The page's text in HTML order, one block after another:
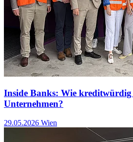
Inside Banks: Wie kreditwürdig
Unternehmen?
29.05.2026 Wien